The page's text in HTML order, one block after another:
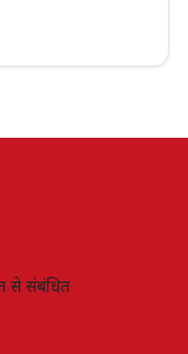
से संबंधित